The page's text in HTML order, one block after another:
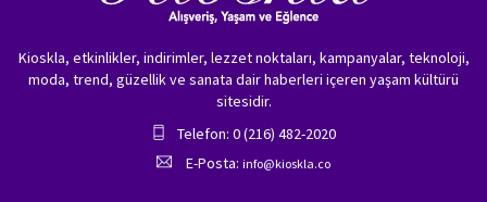
Kioskla, etkinlikler, indirimler, lezzet noktaları, kampanyalar, teknoloji,
moda, trend, güzellik ve sanata dair haberleri içeren yaşam kültürü
sitesidir.
Telefon: 0 (216) 482-2020
E-Posta: info@kioskla.co